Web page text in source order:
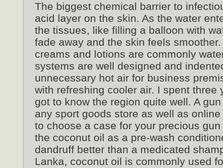
The biggest chemical barrier to
acid layer on the skin. As the water
the tissues, like filling a balloon with
fade away and the skin feels
creams and lotions are commonly
systems are well designed and
unnecessary hot air for business
with refreshing cooler air. I spent three
got to know the region quite well. A
any sport goods store as well as
to choose a case for your precious
the coconut oil as a pre-wash
dandruff better than a medicated
Lanka, coconut oil is commonly used